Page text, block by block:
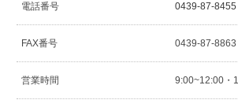
電話番号 0439-87-8455
FAX番号 0439-87-
営業時間 9:00~12:00・